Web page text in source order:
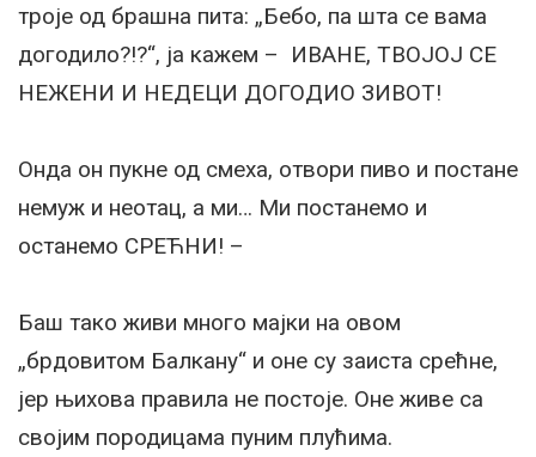
троје од брашна пита: „Бебо, па шта се вама
догодило?!?“, ја кажем – ИВАНЕ, ТВОЈОЈ СЕ
НЕЖЕНИ И НЕДЕЦИ ДОГОДИО ЗИВОТ!
Онда он пукне од смеха, отвори пиво и постане
немуж и неотац, а ми… Ми постанемо и
останемо СРЕЋНИ! –
Баш тако живи много мајки на овом
„брдовитом Балкану“ и оне су заиста срећне,
јер њихова правила не постоје. Оне живе са
својим породицама пуним плућима.